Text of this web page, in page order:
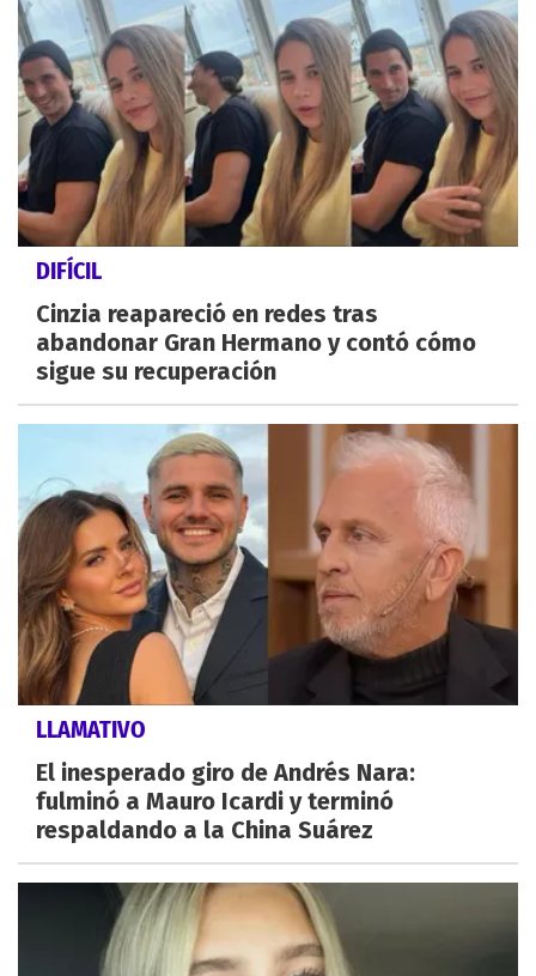
DIFÍCIL
Cinzia reapareció en redes tras
abandonar Gran Hermano y contó cómo
sigue su recuperación
LLAMATIVO
El inesperado giro de Andrés Nara:
fulminó a Mauro Icardi y terminó
respaldando a la China Suárez